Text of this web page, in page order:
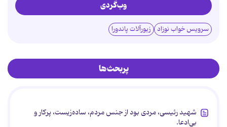
وب‌گردی
سرویس خواب نوزاد زیورآلات پاندورا
پربحث‌ها
شهید رئیسی، مردی بود از جنس مردم، ساده‌زیست، پرکار و
بی‌ادعا.